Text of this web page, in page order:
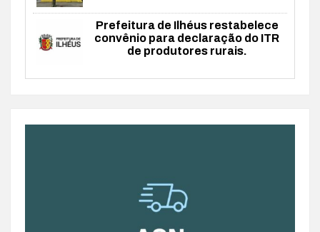
Prefeitura de Ilhéus restabelece
convênio para declaração do ITR
de produtores rurais.